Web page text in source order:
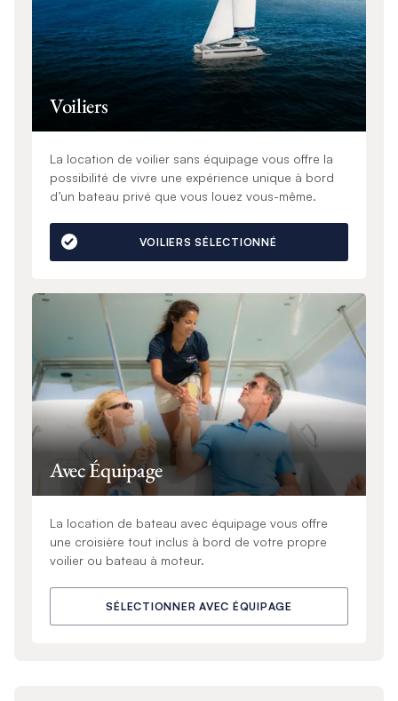
Voiliers
La location de voilier sans équipage vous offre la
possibilité de vivre une expérience unique à bord
d’un bateau privé que vous louez vous-même.
VOILIERS SÉLECTIONNÉ
Avec Équipage
La location de bateau avec équipage vous offre
une croisière tout inclus à bord de votre propre
voilier ou bateau à moteur.
SÉLECTIONNER AVEC ÉQUIPAGE